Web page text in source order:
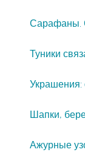
Сарафаны.
Туники
Украшения:
Шапки,
Ажурные